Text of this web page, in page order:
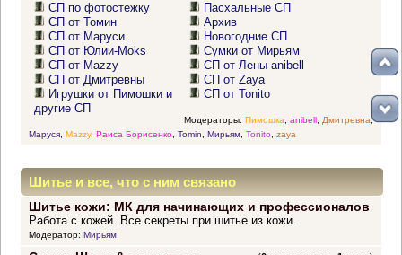
СП по фотостежку
СП от Томин
СП от Маруси
СП от Юлии-Moks
СП от Mazzy
СП от Дмитревны
Игрушки от Пимошки и
другие СП
Пасхальные СП
Архив
Новогодние СП
Сумки от Мирьям
СП от Лены-anibell
СП от Zaya
СП от Tonito
Модераторы: Пимошка anibell, Дмитревна,
Маруся, Mazzy, Раиса Борисенко, Tomin Мирьям, Tonito zaya
Шитье и все, что с ним связано
Шитье кожи: МК для начинающих и профессионалов
Работа с кожей. Все секреты при шитье из кожи.
Модератор: Мирьям